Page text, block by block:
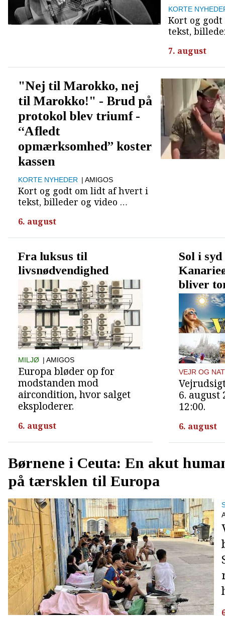
KORTE
Kort og
tekst,
7. august
"Nej til Marokko, nej
til Marokko!" - Brud på
protokol blev triumf -
“Afledt
opmærksomhed” koster
kassen
KORTE NYHEDER | AMIGOS
Kort og godt om lidt af hvert i
tekst, billeder og video …
6. august
Fra luksus til
livsnødvendighed
MILJØ | AMIGOS
Europa bløder op for
modstanden mod
aircondition, hvor salget
eksploderer.
6. august
Sol i
bliver
VEJR OG
6. august
12:00.
6. august
Børnene i Ceuta: En akut
på tærsklen til Europa